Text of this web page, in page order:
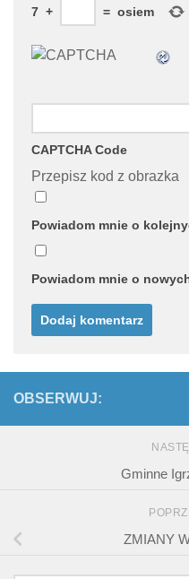
7 + = osiem
CAPTCHA Code
Przepisz kod z obrazka
Powiadom mnie o
Powiadom mnie o
OBSERWUJ:
Gminne
ZMIANY